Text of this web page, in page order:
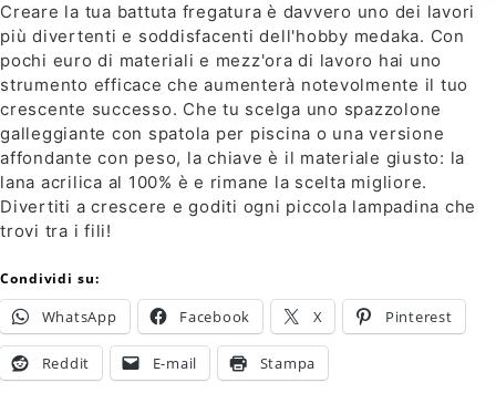
Creare la tua battuta fregatura è davvero uno dei lavori
più divertenti e soddisfacenti dell'hobby medaka. Con
pochi euro di materiali e mezz'ora di lavoro hai uno
strumento efficace che aumenterà notevolmente il tuo
crescente successo. Che tu scelga uno spazzolone
galleggiante con spatola per piscina o una versione
affondante con peso, la chiave è il materiale giusto: la
lana acrilica al 100% è e rimane la scelta migliore.
Divertiti a crescere e goditi ogni piccola lampadina che
trovi tra i fili!
Condividi su:
WhatsApp Facebook X Pinterest
Reddit E-mail Stampa